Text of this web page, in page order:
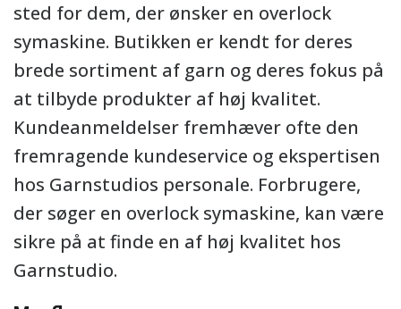
sted for dem, der ønsker en overlock
symaskine. Butikken er kendt for deres
brede sortiment af garn og deres fokus på
at tilbyde produkter af høj kvalitet.
Kundeanmeldelser fremhæver ofte den
fremragende kundeservice og ekspertisen
hos Garnstudios personale. Forbrugere,
der søger en overlock symaskine, kan være
sikre på at finde en af høj kvalitet hos
Garnstudio.